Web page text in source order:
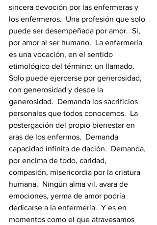
sincera devoción por las enfermeras y
los enfermeros.  Una profesión que solo
puede ser desempeñada por amor.  Sí,
por amor al ser humano.  La enfermería
es una vocación, en el sentido
etimológico del término: un llamado.
Solo puede ejercerse por generosidad,
con generosidad y desde la
generosidad.  Demanda los sacrificios
personales que todos conocemos.  La
postergación del propio bienestar en
aras de los enfermos.  Demanda
capacidad infinita de dación.  Demanda,
por encima de todo, caridad,
compasión, misericordia por la criatura
humana.  Ningún alma vil, avara de
emociones, yerma de amor podría
dedicarse a la enfermería.  Y es en
momentos como el que atravesamos